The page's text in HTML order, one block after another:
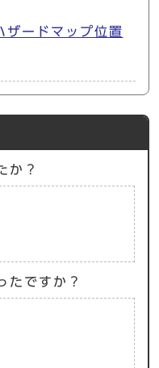
ザードマップ位置
か？
たですか？